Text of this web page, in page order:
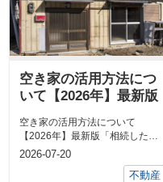
空き家の活用方法につ
いて【2026年】最新版
空き家の活用方法について
【2026年】最新版「相続したけ
ど利用していない家はどうしたら
2026-07-20
不動産